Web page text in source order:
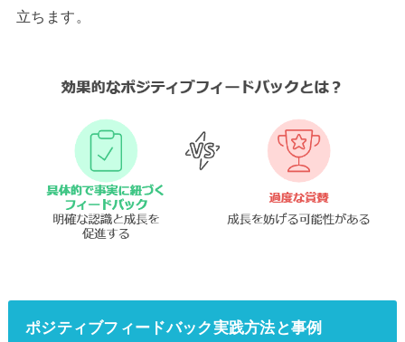
立ちます。
ポジティブフィードバック実践方法と事例